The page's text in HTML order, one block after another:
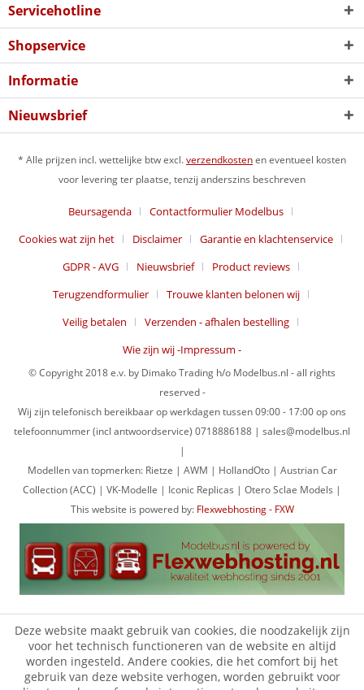
Servicehotline
Shopservice
Informatie
Nieuwsbrief
* Alle prijzen incl. wettelijke btw excl.verzendkostenen eventueel kosten
voor levering ter plaatse, tenzij anderszins beschreven
Beursagenda
Contactformulier Modelbus
Cookies wat zijn het
Disclaimer
Garantie en klachtenservice
GDPR - AVG
Nieuwsbrief
Product reviews
Terugzendformulier
Trouwe klanten belonen wij
Veilig betalen
Verzenden - afhalen bestelling
Wie zijn wij -Impressum -
© Copyright 2018 e.v. by Dimako Trading h/o Modelbus.nl - all rights
reserved -
Wij zijn telefonisch bereikbaar op werkdagen tussen 09:00 - 17:00 op ons
telefoonnummer (incl antwoordservice) 0718886188 | sales@modelbus.nl
|
Modellen van topmerken: Rietze | AWM | HollandOto | Austrian Car
Collection (ACC) | VK-Modelle | Iconic Replicas | Otero Sclae Models |
This website is powered by: Flexwebhosting - FXW
Deze website maakt gebruik van cookies, die noodzakelijk zijn
voor het technisch functioneren van de website en altijd
worden ingesteld. Andere cookies, die het comfort bij het
gebruik van deze website verhogen, worden gebruikt voor